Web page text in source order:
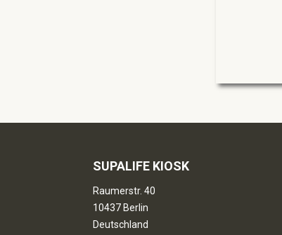
SUPALIFE KIOSK
Raumerstr. 40
10437 Berlin
Deutschland